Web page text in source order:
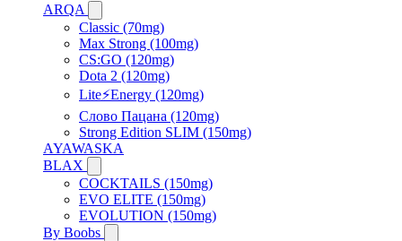
ARQA
Classic (70mg)
Max Strong (100mg)
CS:GO (120mg)
Dota 2 (120mg)
Lite⚡Energy (120mg)
Слово Пацана (120mg)
Strong Edition SLIM (150mg)
AYAWASKA
BLAX
COCKTAILS (150mg)
EVO ELITE (150mg)
EVOLUTION (150mg)
By Boobs